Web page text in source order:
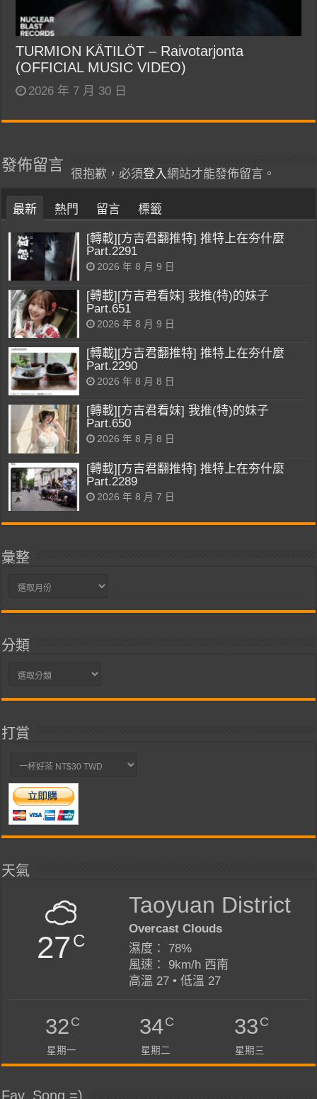
TURMION KÄTILÖT – Raivotarjonta
(OFFICIAL MUSIC VIDEO)
2026 年 7 月 30 日
發佈留言
很抱歉，必須登入網站才能發佈留言。
最新 熱門 留言 標籤
[轉載][方吉君翻推特] 推特上在夯什麼
Part.2291
2026 年 8 月 9 日
[轉載][方吉君看妹] 我推(特)的妹子
Part.651
2026 年 8 月 9 日
[轉載][方吉君翻推特] 推特上在夯什麼
Part.2290
2026 年 8 月 8 日
[轉載][方吉君看妹] 我推(特)的妹子
Part.650
2026 年 8 月 8 日
[轉載][方吉君翻推特] 推特上在夯什麼
Part.2289
2026 年 8 月 7 日
彙整
彙
分類
分
打賞
天氣
27C
Taoyuan District
Overcast Clouds
濕度： 78%
風速： 9km/h 西南
高溫 27 • 低溫 27
32C
星期一
34C
星期二
33C
星期三
Fav. Song =)